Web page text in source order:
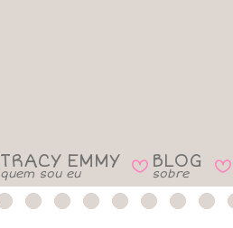
TRACY EMMY
quem sou eu B BLOG
sobre B